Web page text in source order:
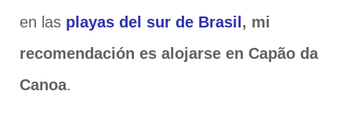
en las playas del sur de Brasil , mi
recomendación es alojarse en Capão da
Canoa.